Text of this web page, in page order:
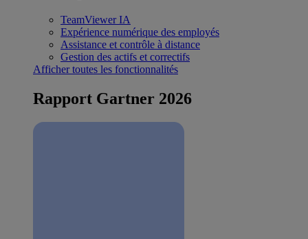
TeamViewer IA
Expérience numérique des employés
Assistance et contrôle à distance
Gestion des actifs et correctifs
Afficher toutes les fonctionnalités
Rapport Gartner 2026